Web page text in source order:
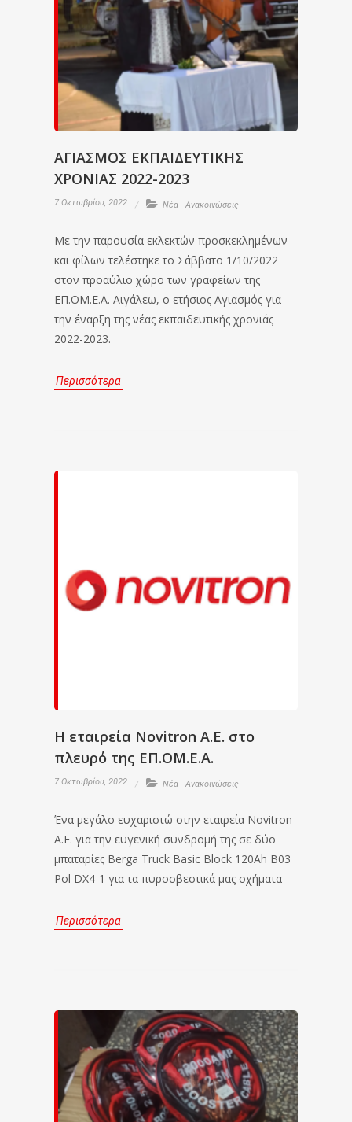
ΑΓΙΑΣΜΟΣ ΕΚΠΑΙΔΕΥΤΙΚΗΣ
ΧΡΟΝΙΑΣ 2022-2023
7 Οκτωβρίου, 2022 Νέα - Ανακοινώσεις
Με την παρουσία εκλεκτών προσκεκλημένων
και φίλων τελέστηκε το Σάββατο 1/10/2022
στον προαύλιο χώρο των γραφείων της
ΕΠ.ΟΜ.Ε.Α. Αιγάλεω, ο ετήσιος Αγιασμός για
την έναρξη της νέας εκπαιδευτικής χρονιάς
2022-2023.
Περισσότερα
Η εταιρεία Novitron A.E. στο
πλευρό της ΕΠ.ΟΜ.Ε.Α.
7 Οκτωβρίου, 2022 Νέα - Ανακοινώσεις
Ένα μεγάλο ευχαριστώ στην εταιρεία Novitron
A.E. για την ευγενική συνδρομή της σε δύο
μπαταρίες Berga Truck Basic Block 120Ah B03
Pol DX4-1 για τα πυροσβεστικά μας οχήματα
Περισσότερα